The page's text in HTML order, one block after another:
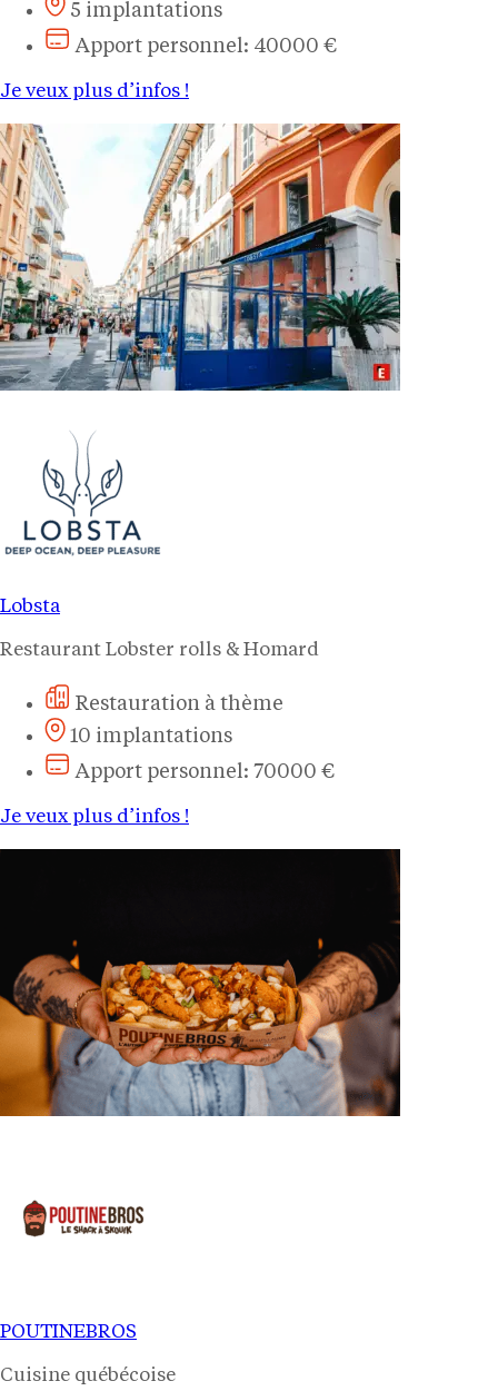
5 implantations
Apport personnel: 40000 €
Je veux plus d’infos !
Lobsta
Restaurant Lobster rolls & Homard
Restauration à thème
10 implantations
Apport personnel: 70000 €
Je veux plus d’infos !
POUTINEBROS
Cuisine québécoise